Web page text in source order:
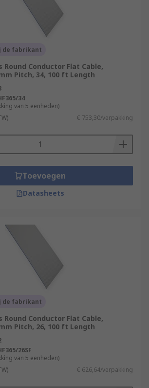
de fabrikant
Round Conductor Flat Cable,
Pitch, 34, 100 ft Length
34
van 5 eenheden)
€ 753,30/verpakking
Toevoegen
Datasheets
de fabrikant
Round Conductor Flat Cable,
Pitch, 26, 100 ft Length
26SF
van 5 eenheden)
€ 626,64/verpakking